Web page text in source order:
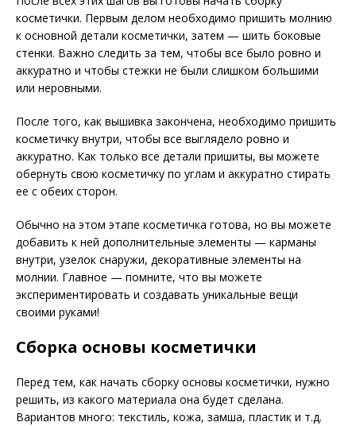
косметички. Первым делом необходимо пришить молнию
к основной детали косметички, затем — шить боковые
стенки. Важно следить за тем, чтобы все было ровно и
аккуратно и чтобы стежки не были слишком большими
или неровными.
После того, как вышивка закончена, необходимо пришить
косметичку внутри, чтобы все выглядело ровно и
аккуратно. Как только все детали пришиты, вы можете
обернуть свою косметичку по углам и аккуратно стирать
ее с обеих сторон.
Обычно на этом этапе косметичка готова, но вы можете
добавить к ней дополнительные элементы — карманы
внутри, узелок снаружи, декоративные элементы на
молнии. Главное — помните, что вы можете
экспериментировать и создавать уникальные вещи
своими руками!
Сборка основы косметички
Перед тем, как начать сборку основы косметички, нужно
решить, из какого материала она будет сделана.
Вариантов много: текстиль, кожа, замша, пластик и т.д.